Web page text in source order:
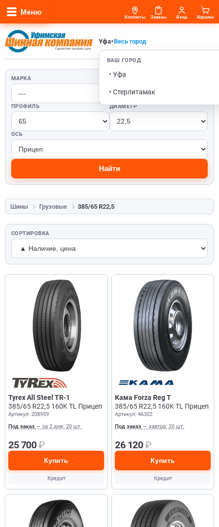
Меню
Уфа•Весь город
ВАШ ГОРОД
• Уфа
• Стерлитамак
Контакты Заказы Вход Корзина
МАРКА ШИРИНА
ПРОФИЛЬ ДИАМЕТР
ОСЬ
Найти
Шины Грузовые 385/65 R22,5
СОРТИРОВКА
Tyrex All Steel TR-1
385/65 R22,5 160K TL Прицеп
Артикул: 208959
Под заказ — за 2 дня: 20 шт.
25 700₽
Купить
Кредит
Кама Forza Reg T
385/65 R22,5 160K TL Прицеп
Артикул: 46302
Под заказ — завтра: 20 шт.
26 120₽
Купить
Кредит